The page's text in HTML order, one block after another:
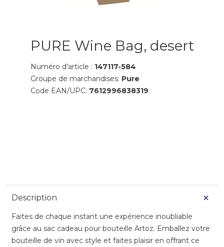
PURE Wine Bag, desert
Numéro d'article : 147117-584
Groupe de marchandises: Pure
Code EAN/UPC: 7612996838319
Description
Faites de chaque instant une expérience inoubliable
grâce au sac cadeau pour bouteille Artoz. Emballez votre
bouteille de vin avec style et faites plaisir en offrant ce